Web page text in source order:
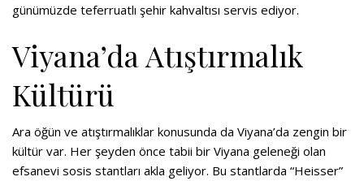
günümüzde teferruatlı şehir kahvaltısı servis ediyor.
Viyana’da Atıştırmalık
Kültürü
Ara öğün ve atıştırmalıklar konusunda da Viyana’da zengin bir
kültür var. Her şeyden önce tabii bir Viyana geleneği olan
efsanevi sosis stantları akla geliyor. Bu stantlarda “Heisser”